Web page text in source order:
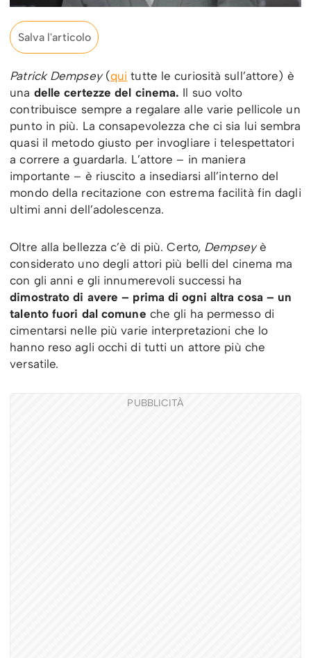
Salva l'articolo
Patrick Dempsey(qui tutte le curiosità sull’attore) è
una delle certezze del cinema. Il suo volto
contribuisce sempre a regalare alle varie pellicole un
punto in più. La consapevolezza che ci sia lui sembra
quasi il metodo giusto per invogliare i telespettatori
a correre a guardarla. L’attore – in maniera
importante – è riuscito a insediarsi all’interno del
mondo della recitazione con estrema facilità fin dagli
ultimi anni dell’adolescenza.
Oltre alla bellezza c’è di più. Certo, Dempseyè
considerato uno degli attori più belli del cinema ma
con gli anni e gli innumerevoli successi ha
dimostrato di avere – prima di ogni altra cosa – un
talento fuori dal comune che gli ha permesso di
cimentarsi nelle più varie interpretazioni che lo
hanno reso agli occhi di tutti un attore più che
versatile.
PUBBLICITÀ